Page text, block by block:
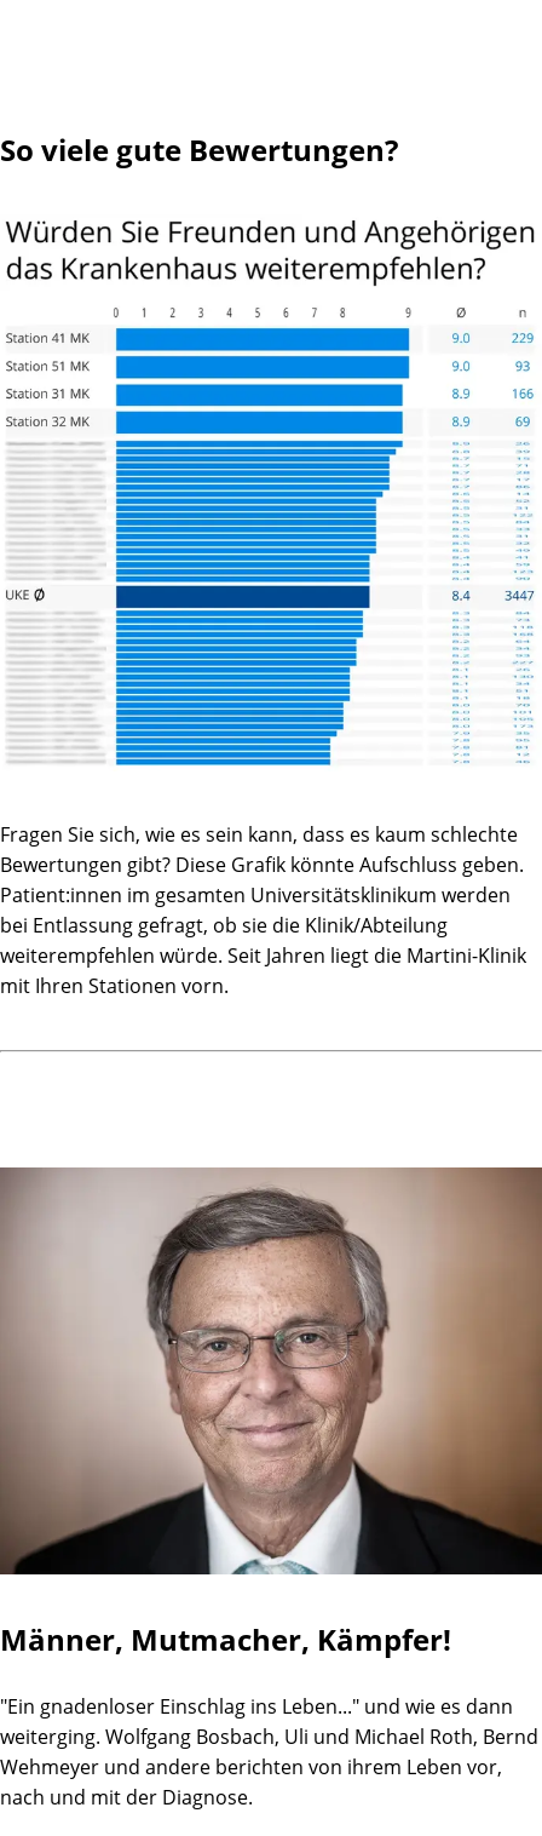
So viele gute Bewertungen?
Fragen Sie sich, wie es sein kann, dass es kaum schlechte
Bewertungen gibt? Diese Grafik könnte Aufschluss geben.
Patient:innen im gesamten Universitätsklinikum werden
bei Entlassung gefragt, ob sie die Klinik/Abteilung
weiterempfehlen würde. Seit Jahren liegt die Martini-Klinik
mit Ihren Stationen vorn.
Männer, Mutmacher, Kämpfer!
"Ein gnadenloser Einschlag ins Leben..." und wie es dann
weiterging. Wolfgang Bosbach, Uli und Michael Roth, Bernd
Wehmeyer und andere berichten von ihrem Leben vor,
nach und mit der Diagnose.